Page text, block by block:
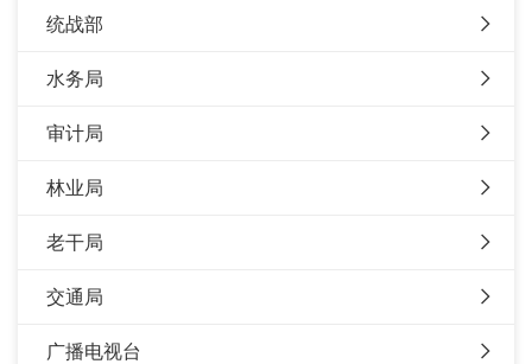
统战部
水务局
审计局
林业局
老干局
交通局
广播电视台